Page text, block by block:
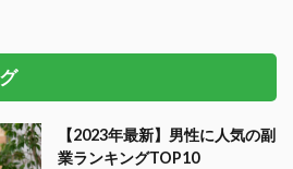
【2023年最新】男性に人気の副
業ランキングTOP10